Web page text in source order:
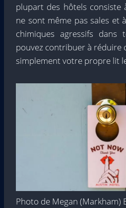
plupart des hôtels consiste
ne sont même pas sales et
chimiques agressifs dans
pouvez contribuer à réduire
simplement votre propre lit
Photo de Megan (Markham)